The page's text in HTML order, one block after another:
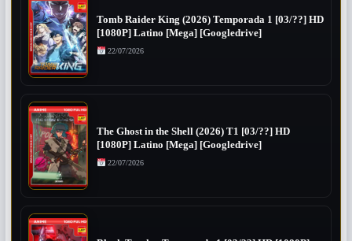
Tomb Raider King (2026) Temporada 1 [03/??] HD
[1080P] Latino [Mega] [Googledrive]
22/07/2026
The Ghost in the Shell (2026) T1 [03/??] HD
[1080P] Latino [Mega] [Googledrive]
22/07/2026